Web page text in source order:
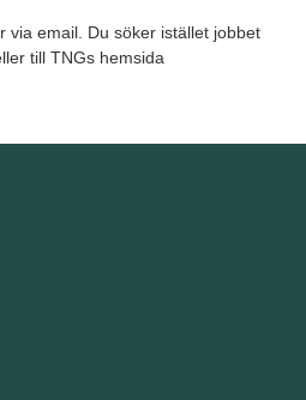
via email. Du söker istället jobbet
till TNGs hemsida